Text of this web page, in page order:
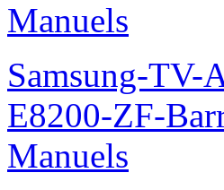
Manuels
Samsung-TV-
E8200-ZF-
Manuels